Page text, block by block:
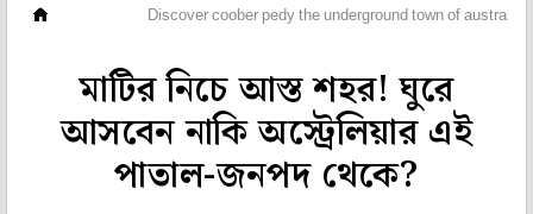
Discover coober pedy the underground town of australia
মাটির নিচে আস্ত শহর! ঘুরে
আসবেন নাকি অস্ট্রেলিয়ার এই
পাতাল-জনপদ থেকে?